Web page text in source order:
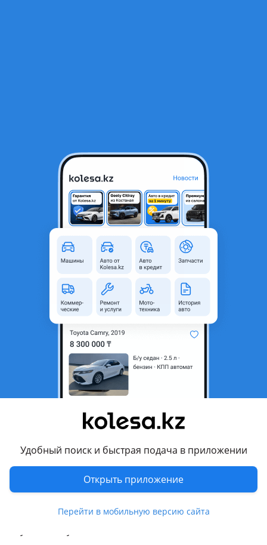
Удобный поиск и быстрая подача в приложении
Открыть приложение
Перейти в мобильную версию сайта
Стартер для тойота
Объявление находится в архиве и может быть
Алматы, Алматинская
Оригинальность
Оригинал
Возможна рассрочка или
Да
Подходит на авто
Toyota Avalon